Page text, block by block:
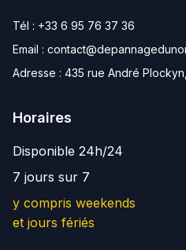
Tél : +33 6 95 76 37 36
Email :
Adresse : 435 rue André
Horaires
Disponible 24h/24
7 jours sur 7
y compris weekends
et jours fériés